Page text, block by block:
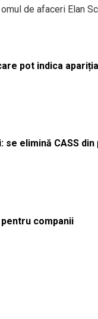
de afaceri Elan
pot indica
elimină CASS
companii